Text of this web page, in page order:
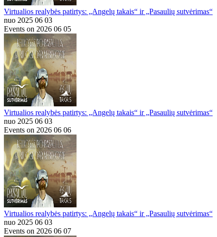
Virtualios realybės patirtys: „Angelų takais“ ir „Pasaulių sutvėrimas“
nuo 2025 06 03
Events on 2026 06 05
Virtualios realybės patirtys: „Angelų takais“ ir „Pasaulių sutvėrimas“
nuo 2025 06 03
Events on 2026 06 06
Virtualios realybės patirtys: „Angelų takais“ ir „Pasaulių sutvėrimas“
nuo 2025 06 03
Events on 2026 06 07